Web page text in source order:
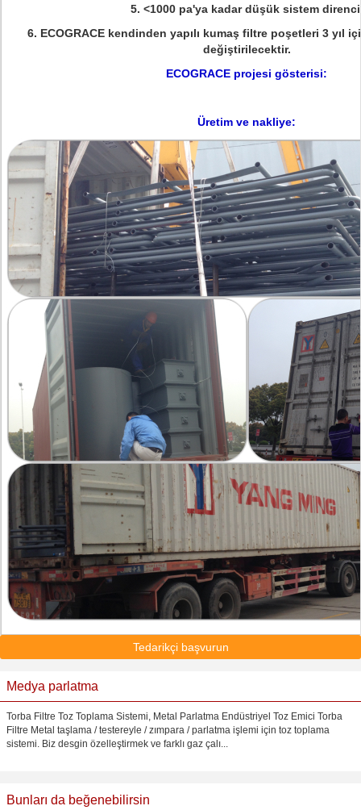
5. <1000 pa'ya kadar düşük sistem
6. ECOGRACE kendinden yapılı kumaş filtre poşetleri 3 yıl
değiştirilecektir.
ECOGRACE projesi gösterisi:
Üretim ve nakliye:
Tedarikçi başvurun
Medya parlatma
Torba Filtre Toz Toplama Sistemi, Metal Parlatma Endüstriyel Toz Emici Torba
Filtre Metal taşlama / testereyle / zımpara / parlatma işlemi için toz toplama
sistemi. Biz desgin özelleştirmek ve farklı gaz çalı...
Bunları da beğenebilirsin